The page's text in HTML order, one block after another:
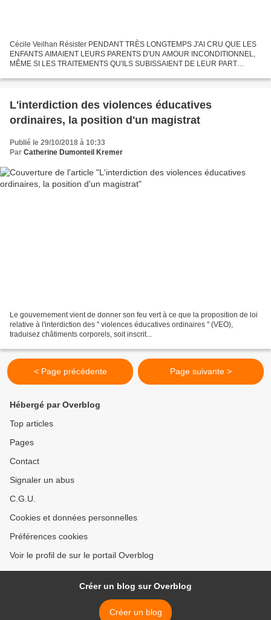
Cécile Veilhan Résister PENDANT TRÈS LONGTEMPS J'AI CRU QUE LES
ENFANTS AIMAIENT LEURS PARENTS D'UN AMOUR INCONDITIONNEL,
MÊME SI LES TRAITEMENTS QU'ILS SUBISSAIENT DE LEUR PART
DÉFENDRAIENT PAS...
L'interdiction des violences éducatives
ordinaires, la position d'un magistrat
Publié le 29/10/2018 à 10:33
Par Catherine Dumonteil Kremer
Le gouvernement vient de donner son feu vert à ce que la proposition de loi
relative à l'interdiction des " violences éducatives ordinaires " (VEO),
traduisez châtiments corporels, soit inscrit...
< Page précédente Page suivante >
Hébergé par Overblog
Top articles
Pages
Contact
Signaler un abus
C.G.U.
Cookies et données personnelles
Préférences cookies
Voir le profil de sur le portail Overblog
Créer un blog sur Overblog
Créer un blog